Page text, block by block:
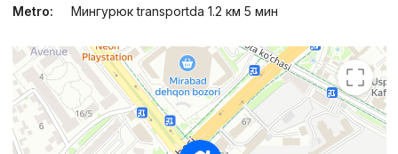
Metro:
Мингурюк transportda 1.2 км 5 мин